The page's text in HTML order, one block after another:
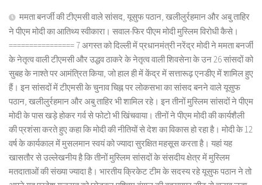
ममता बनर्जी की टीएमसी वाले सांसद, यूसुफ पठान, खलीलुर्रहमान और अबु ताहिर
ने पीएम मोदी का आतिथ्य स्वीकारा। सवाल-फिर पीएम मोदी मुस्लिम विरोधी कैसे।
================ 7 अगस्त को दिल्ली में प्रधानमंत्री नरेंद्र मोदी ने ममता बनर्जी
के नेतृत्व वाली टीएमसी और उद्धव ठाकरे के नेतृत्व वाली शिवसेना के उन 26 सांसदों को
सुबह के नाश्ते पर आमंत्रित किया, जो हाल ही में केंद्र में सत्तारूढ़ एनडीए में शामिल हुए
हैं। इन सांसदों में टीएमसी के चुनाव चिह्न पर लोकसभा का सांसद बनने वाले यूसुफ
पठान, खलीलुर्रहमान और अबु ताहिर भी शामिल रहे। इन तीनों मुस्लिम सांसदों ने पीएम
मोदी के पास खड़े होकर गर्व से फोटो भी खिंचवाया। तीनों ने पीएम मोदी की कार्यशैली
की प्रशंसा करते हुए कहा कि मोदी की नीतियों से देश का विकास हो रहा है। मोदी के 12
वर्ष के कार्यकाल में मुसलमान स्वयं को ज्यादा सुरक्षित महसूस करता है। यहां यह
खासतौर से उल्लेखनीय है कि तीनों मुस्लिम सांसदों के संसदीय क्षेत्र में मुस्लिम
मतदाताओं की संख्या ज्यादा है। भारतीय क्रिकेट टीम के सदस्य रहे यूसुफ पठान ने तो